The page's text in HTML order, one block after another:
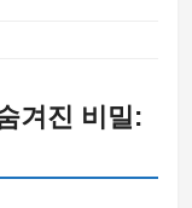
겨진 비밀: